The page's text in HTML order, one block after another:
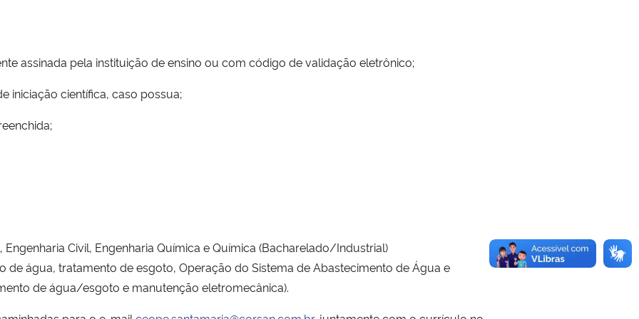
assinada pela instituição de ensino ou com código de validação eletrônico;
iniciação científica, caso possua;
Civil, Engenharia Química e Química (Bacharelado/Industrial)
de água, tratamento de esgoto, Operação do Sistema de Abastecimento de Água e
de água/esgoto e manutenção eletromecânica).